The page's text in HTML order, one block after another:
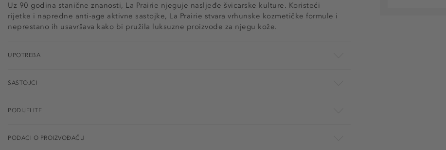
Uz 90 godina stanične znanosti, La Prairie njeguje nasljeđe švicarske kulture. Koristeći
rijetke i napredne anti-age aktivne sastojke, La Prairie stvara vrhunske kozmetičke formule i
neprestano ih usavršava kako bi pružila luksuzne proizvode za njegu kože.
UPOTREBA
SASTOJCI
PODIJELITE
PODACI O PROIZVOĐAČU